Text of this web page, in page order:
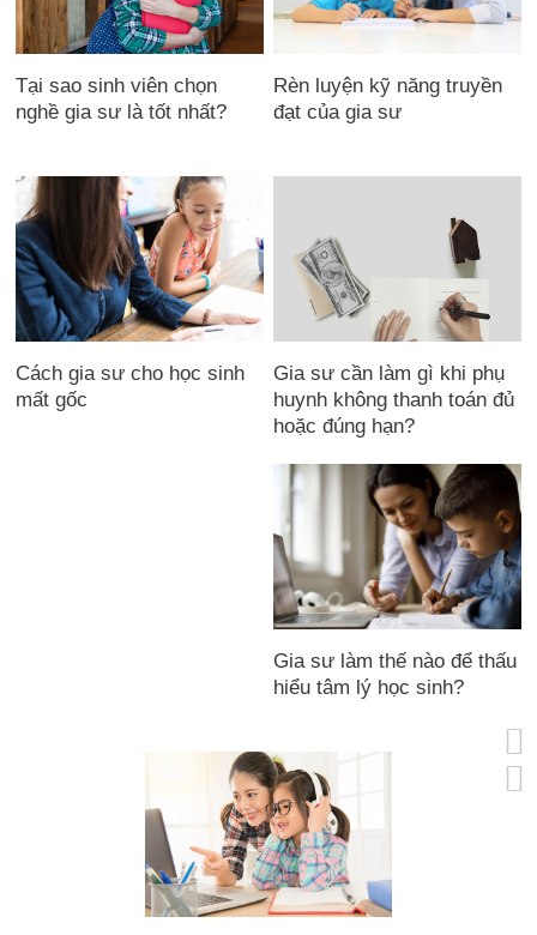
Tại sao sinh viên chọn
nghề gia sư là tốt nhất?
Rèn luyện kỹ năng truyền
đạt của gia sư
Cách gia sư cho học sinh
mất gốc
Gia sư cần làm gì khi phụ
huynh không thanh toán đủ
hoặc đúng hạn?
Gia sư làm thế nào để thấu
hiểu tâm lý học sinh?